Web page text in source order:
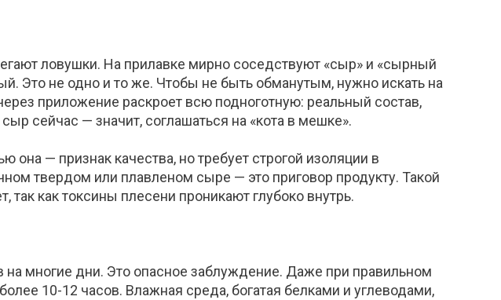
ловушки. На прилавке мирно соседствуют «сыр» и «сырный
Это не одно и то же. Чтобы не быть обманутым, нужно искать на
приложение раскроет всю подноготную: реальный состав,
сейчас — значит, соглашаться на «кота в мешке».
— признак качества, но требует строгой изоляции в
твердом или плавленом сыре — это приговор продукту. Такой
как токсины плесени проникают глубоко внутрь.
на многие дни. Это опасное заблуждение. Даже при правильном
10-12 часов. Влажная среда, богатая белками и углеводами,